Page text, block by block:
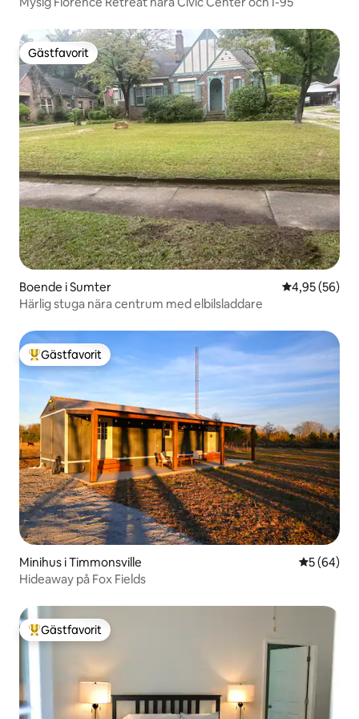
Gästfavorit
Gästfavorit
Boende i Sumter 4,95 av 5 i
4,95 (56)
Härlig stuga nära centrum med elbilsladdare
Populär gästfavorit
Gästfavorit
Minihus i Timmonsville 5 av 5 i
5 (64)
Hideaway på Fox Fields
Populär gästfavorit
Gästfavorit